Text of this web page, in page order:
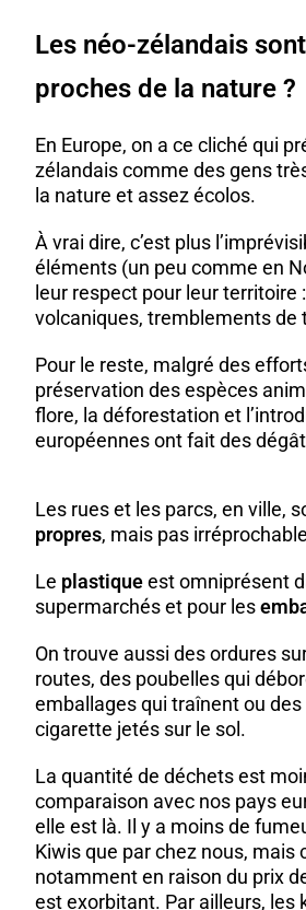
Les néo-zélandais
proches de la nature ?
En Europe, on a ce cliché qui
zélandais comme des gens
la nature et assez écolos.
À vrai dire, c’est plus
éléments (un peucomme en
leur respect pour leur territoire
volcaniques, tremblements de
Pour le reste, malgré des
préservation des espèces
flore, la déforestation et
européennes ont fait des
Les rues et les parcs, en ville,
propres, mais pas
Le plastiqueest omniprésent
supermarchés et pour les
On trouve aussi des ordures
routes, des poubelles qui
emballages qui traînent ou
cigarette jetés sur le sol.
La quantité de déchets est
comparaison avec nos pays
elle est là. Il y a moins de
Kiwis que par chez nous, mais
notamment en raison du prix
est exorbitant. Par ailleurs, les